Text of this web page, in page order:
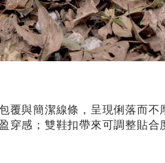
覆與簡潔線條，呈現俐落而
穿感；雙鞋扣帶來可調整貼合